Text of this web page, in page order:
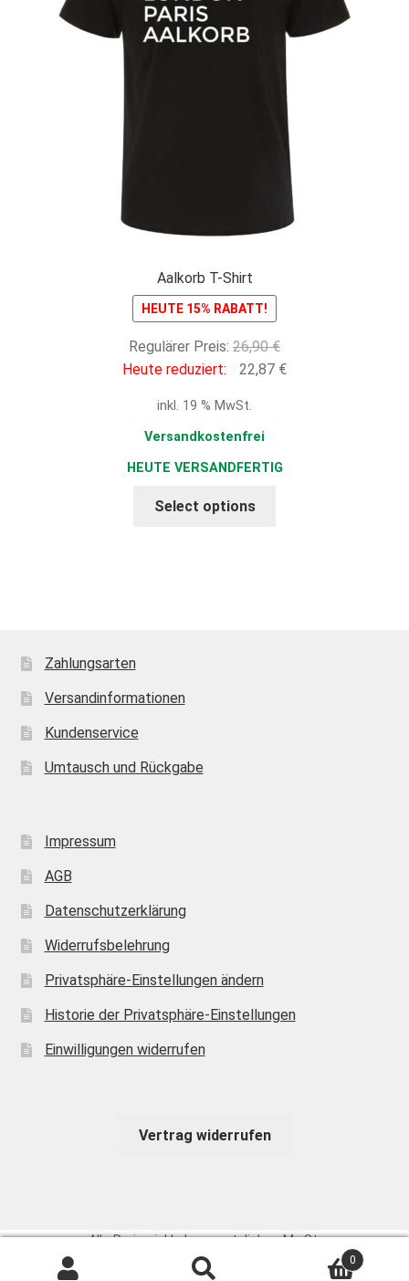
Aalkorb T-Shirt
HEUTE 15% RABATT!
Regulärer Preis: 26,90€Ursprünglicher
Preis
Heute reduziert: 22,87 €Aktueller
inkl. 19 % MwSt.
Versandkostenfrei
HEUTE VERSANDFERTIG
Select options
Zahlungsarten
Versandinformationen
Kundenservice
Umtausch und Rückgabe
Impressum
AGB
Datenschutzerklärung
Widerrufsbelehrung
Privatsphäre-Einstellungen ändern
Historie der Privatsphäre-Einstellungen
Einwilligungen widerrufen
Vertrag widerrufen
0
Alle Preise inkl. der gesetzlichen MwSt.